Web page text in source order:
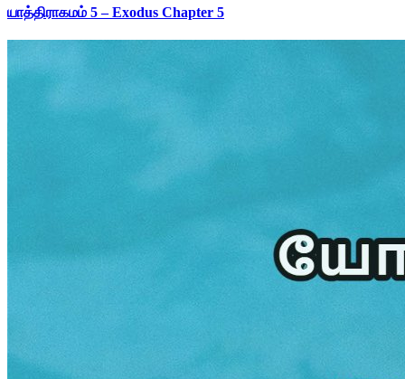
யாத்திராகமம் 5 – Exodus Chapter 5